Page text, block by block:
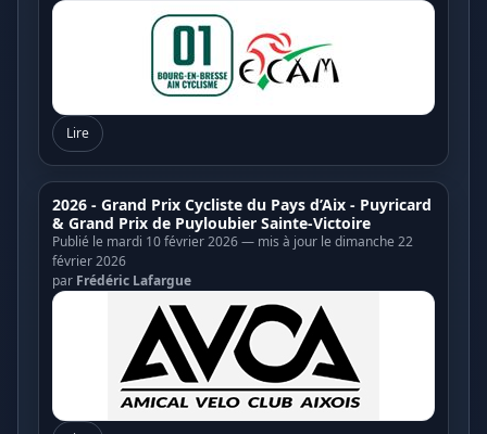
Lire
2026 - Grand Prix Cycliste du Pays d’Aix - Puyricard
& Grand Prix de Puyloubier Sainte-Victoire
Publié le mardi 10 février 2026 — mis à jour le dimanche 22
février 2026
par Frédéric Lafargue